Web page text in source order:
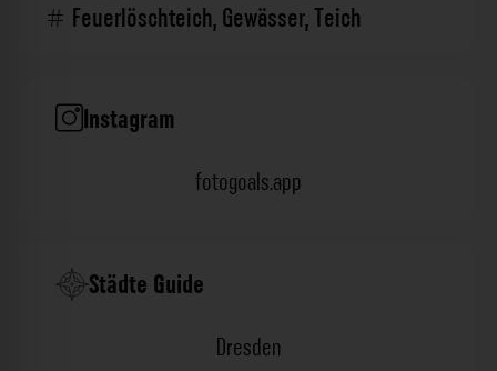
Feuerlöschteich,Gewässer,Teich
Instagram
fotogoals.app
Städte Guide
Dresden